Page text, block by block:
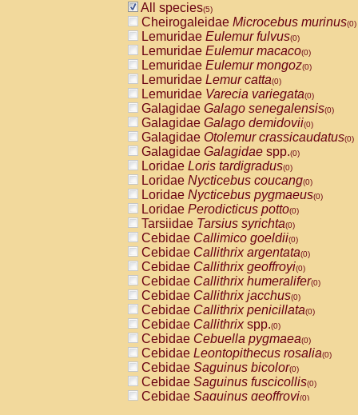
All species(5)
Cheirogaleidae Microcebus murinus(0)
Lemuridae Eulemur fulvus(0)
Lemuridae Eulemur macaco(0)
Lemuridae Eulemur mongoz(0)
Lemuridae Lemur catta(0)
Lemuridae Varecia variegata(0)
Galagidae Galago senegalensis(0)
Galagidae Galago demidovii(0)
Galagidae Otolemur crassicaudatus(0)
Galagidae Galagidae spp.(0)
Loridae Loris tardigradus(0)
Loridae Nycticebus coucang(0)
Loridae Nycticebus pygmaeus(0)
Loridae Perodicticus potto(0)
Tarsiidae Tarsius syrichta(0)
Cebidae Callimico goeldii(0)
Cebidae Callithrix argentata(0)
Cebidae Callithrix geoffroyi(0)
Cebidae Callithrix humeralifer(0)
Cebidae Callithrix jacchus(0)
Cebidae Callithrix penicillata(0)
Cebidae Callithrixspp.(0)
Cebidae Cebuella pygmaea(0)
Cebidae Leontopithecus rosalia(0)
Cebidae Saguinus bicolor(0)
Cebidae Saguinus fuscicollis(0)
Cebidae Saguinus geoffroyi(0)